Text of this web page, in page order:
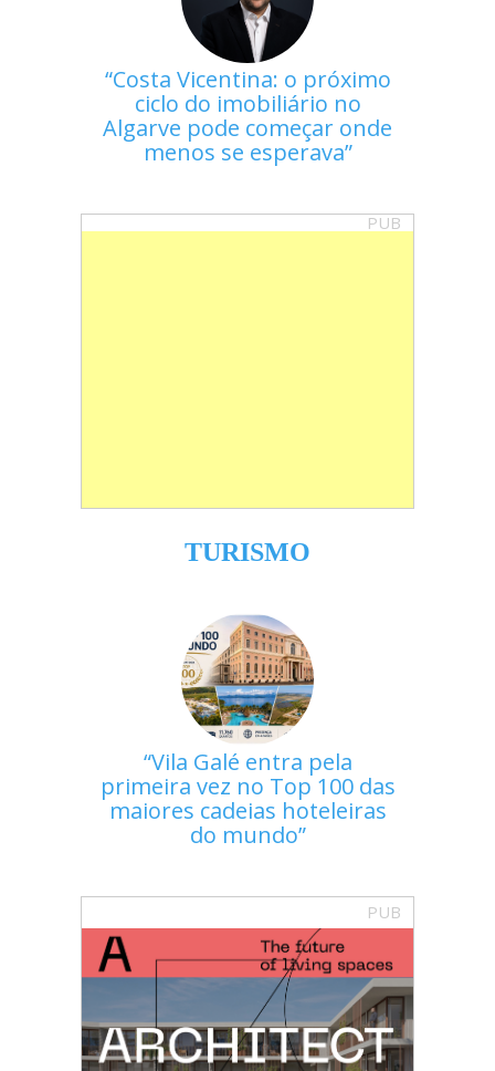
Costa Vicentina: o próximo
ciclo do imobiliário no
Algarve pode começar onde
menos se esperava
PUB
TURISMO
Vila Galé entra pela
primeira vez no Top 100 das
maiores cadeias hoteleiras
do mundo
PUB